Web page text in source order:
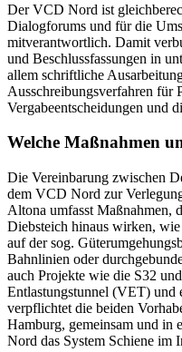
Der VCD Nord ist
Dialogforums und für die
mitverantwortlich. Damit
und Beschlussfassungen in
allem schriftliche
Ausschreibungsverfahren für
Vergabeentscheidungen und
Welche Maßnahmen
Die Vereinbarung zwischen
dem VCD Nord zur
Altona umfasst Maßnahmen,
Diebsteich hinaus wirken,
auf der sog.
Bahnlinien oder
auch Projekte wie die S32
Entlastungstunnel (VET) und
verpflichtet die beiden
Hamburg, gemeinsam und in
Nord das System Schiene im